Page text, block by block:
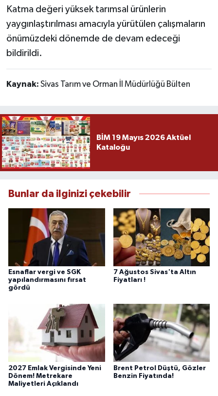
Katma değeri yüksek tarımsal ürünlerin
yaygınlaştırılması amacıyla yürütülen çalışmaların
önümüzdeki dönemde de devam edeceği
bildirildi.
Kaynak: Sivas Tarım ve Orman İl Müdürlüğü Bülten
BİM 19 Mayıs 2026 Aktüel
Kataloğu
Bunlar da ilginizi çekebilir
Esnaflar vergi ve SGK
yapılandırmasını fırsat
gördü
7 Ağustos Sivas'ta Altın
Fiyatları !
2027 Emlak Vergisinde Yeni
Dönem! Metrekare
Maliyetleri Açıklandı
Brent Petrol Düştü, Gözler
Benzin Fiyatında!